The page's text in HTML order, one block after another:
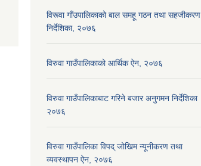
विरूवा गाँउपालिकाको बाल समहू गठन तथा सहजीकरण
निर्देशिका, २०७६
विरुवा गाउँपालिकाको आर्थिक ऐन, २०७६
विरुवा गाउँपालिकाबाट गरिने बजार अनुगमन निर्देशिका
२०७६
विरुवा गाउँपालिका विपद् जोखिम न्यूनीकरण तथा
व्यवस्थापन ऐन, २०७६